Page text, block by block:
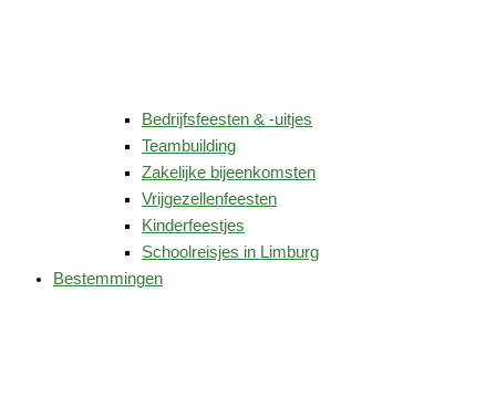
Bedrijfsfeesten & -uitjes
Teambuilding
Zakelijke bijeenkomsten
Vrijgezellenfeesten
Kinderfeestjes
Schoolreisjes in Limburg
Bestemmingen